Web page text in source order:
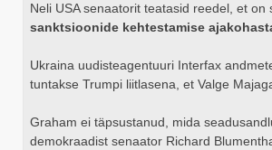
Neli USA senaatorit teatasid reedel, et
sanktsioonide kehtestamise
Ukraina uudisteagentuuri Interfax
tuntakse Trumpi liitlasena, et Valge
Graham ei täpsustanud, mida
demokraadist senaator Richard